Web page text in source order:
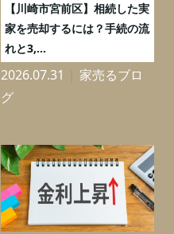
【川崎市宮前区】相続した実
家を売却するには？手続の流
れと3,...
2026.07.31
家売るブロ
グ